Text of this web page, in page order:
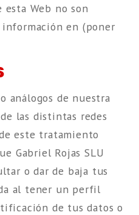
esta Web no son
información en (poner
análogos de nuestra
las distintas redes
este tratamiento
Gabriel Rojas SLU
o dar de baja tus
al tener un perfil
de tus datos o